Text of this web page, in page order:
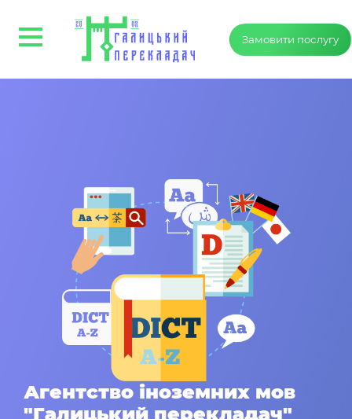
Замовити послугу
Агентство іноземних мов
"Галицький перекладач"